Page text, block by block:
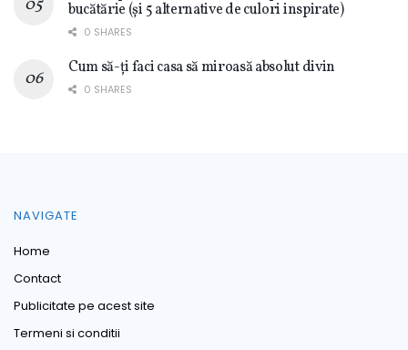
bucătărie (și 5 alternative de culori inspirate)
0 SHARES
Cum să-ți faci casa să miroasă absolut divin
0 SHARES
NAVIGATE
Home
Contact
Publicitate pe acest site
Termeni si conditii